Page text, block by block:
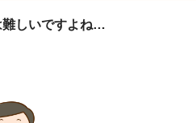
難しいですよね…